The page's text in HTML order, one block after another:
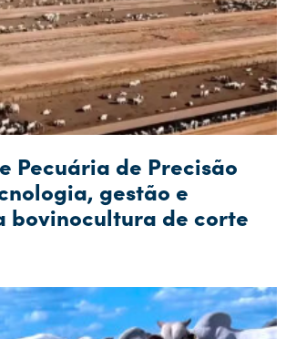
Pecuária de Precisão
gestão e
bovinocultura de corte